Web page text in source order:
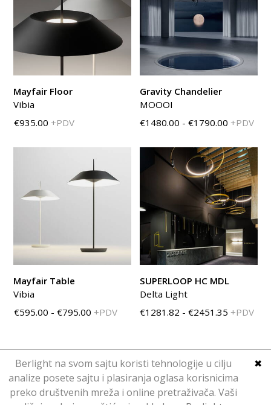
Berlight na svom sajtu koristi tehnologije u cilju
analize posete sajtu i plasiranja oglasa korisnicima
preko društvenih mreža i online pretraživača. Vaši
✖
€935.00 +PDV
Mayfair Floor
Vibia
€1480.00 - €1790.00 +PDV
Gravity Chandelier
MOOOI
€595.00 - €795.00 +PDV
Mayfair Table
Vibia
€1281.82 - €2451.35 +PDV
SUPERLOOP HC MDL
Delta Light
Copyright © Berlight. Design 2016.